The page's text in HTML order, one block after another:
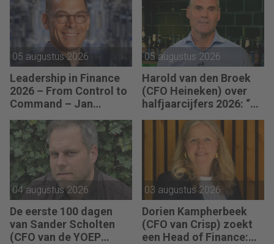
05 augustus 2026
Leadership in Finance
2026 – From Control to
Command – Jan
van The Protein
Brewery): “Je moet
vaak met relatief weinig
data toch knopen
doorhakken.”
05 augustus 2026
Harold van den Broek
(CFO Heineken) over
halfjaarcijfers 2026: “De
vooruitgang is
zichtbaar.”
04 augustus 2026
De eerste 100 dagen
van Sander Scholten
(CFO van de YOEP
03 augustus 2026
Dorien Kampherbeek
(CFO van Crisp) zoekt
een Head of Finance: